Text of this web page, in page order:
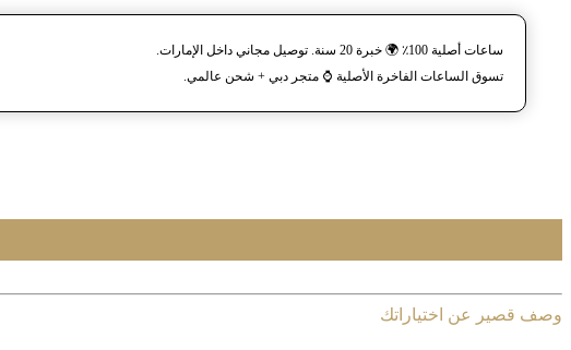
ساعات أصلية 100٪ 🌍 خبرة 20 سنة. توصيل مجاني داخل الإمارات.
تسوق الساعات الفاخرة الأصلية ⌚️ متجر دبي + شحن عالمي.
وصف قصير عن اختياراتك